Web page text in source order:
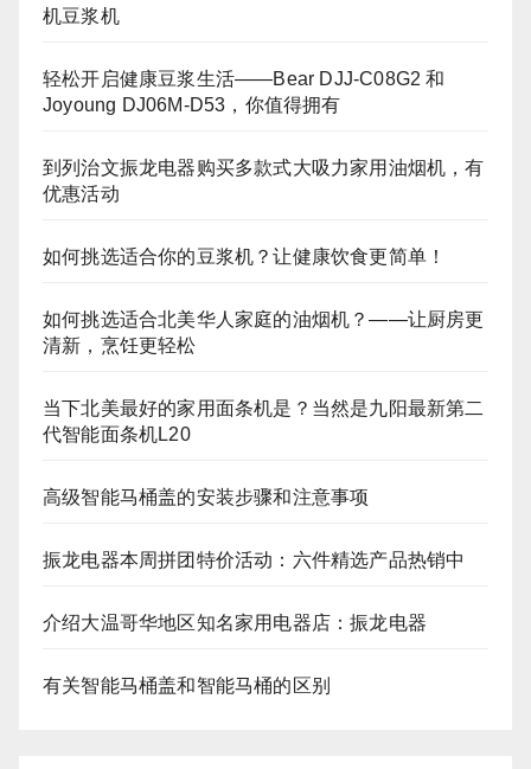
机豆浆机
轻松开启健康豆浆生活——Bear DJJ‑C08G2 和
Joyoung DJ06M‑D53，你值得拥有
到列治文振龙电器购买多款式大吸力家用油烟机，有
优惠活动
如何挑选适合你的豆浆机？让健康饮食更简单！
如何挑选适合北美华人家庭的油烟机？——让厨房更
清新，烹饪更轻松
当下北美最好的家用面条机是？当然是九阳最新第二
代智能面条机L20
高级智能马桶盖的安装步骤和注意事项
振龙电器本周拼团特价活动：六件精选产品热销中
介绍大温哥华地区知名家用电器店：振龙电器
有关智能马桶盖和智能马桶的区别